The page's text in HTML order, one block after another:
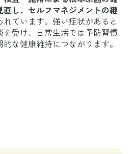
し、セルフマネジメントの継
ています。強い症状があると
受け、日常生活では予防習慣
な健康維持につながります。